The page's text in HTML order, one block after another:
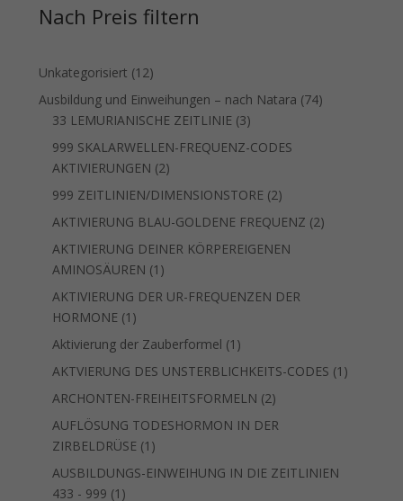
Nach Preis filtern
Unkategorisiert 1212
Produkte
Ausbildung und Einweihungen – nach Natara 7474
33 LEMURIANISCHE ZEITLINIE 33
Produkte
999 SKALARWELLEN-FREQUENZ-CODES
AKTIVIERUNGEN 22
Produkte
999 ZEITLINIEN/DIMENSIONSTORE 22
Produkte
AKTIVIERUNG BLAU-GOLDENE FREQUENZ 22
AKTIVIERUNG DEINER KÖRPEREIGENEN
AMINOSÄUREN 1 1
Produkt
AKTIVIERUNG DER UR-FREQUENZEN DER
HORMONE 1 1
Produkt
Aktivierung der Zauberformel 1 1
Produkt
AKTVIERUNG DES UNSTERBLICHKEITS-CODES 1 1
ARCHONTEN-FREIHEITSFORMELN 22
Produkte
AUFLÖSUNG TODESHORMON IN DER
ZIRBELDRÜSE 1 1
Produkt
AUSBILDUNGS-EINWEIHUNG IN DIE ZEITLINIEN
433 - 999 1 1